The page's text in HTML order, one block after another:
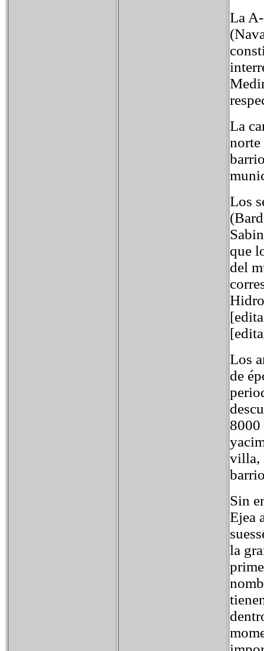
La
La
norte
Los
que
del
Los
de
8000
villa,
Sin
Ejea
la